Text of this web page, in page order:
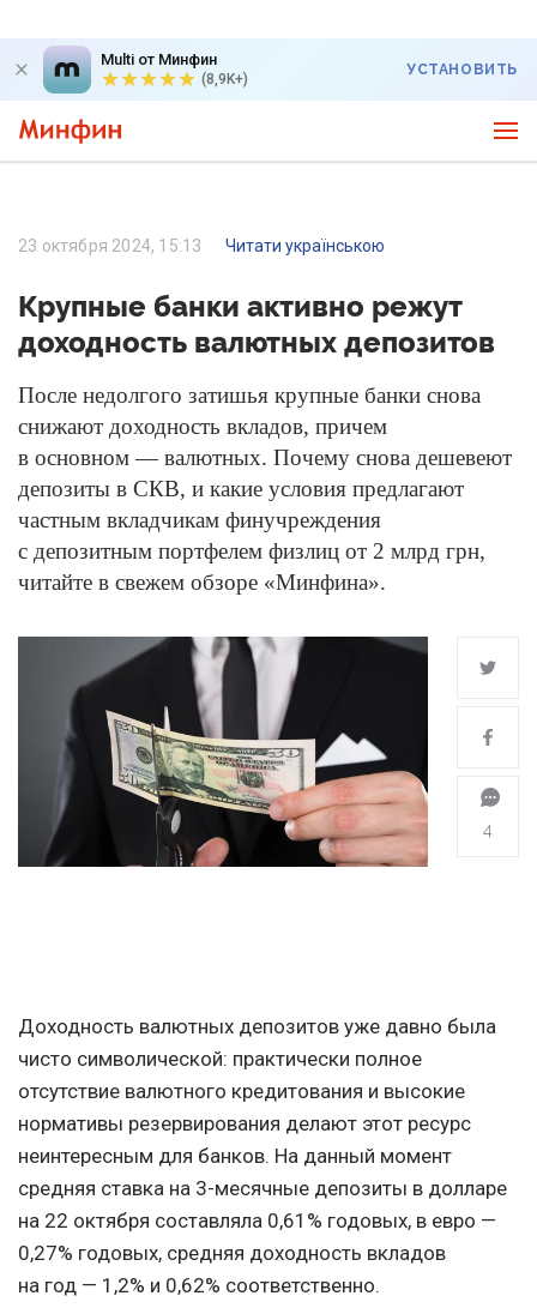
Multi от Минфин
(8,9K+)
УСТАНОВИТЬ
23 октября 2024, 15:13 Читати українською
Крупные банки активно режут
доходность валютных депозитов
После недолгого затишья крупные банки снова
снижают доходность вкладов, причем
в основном — валютных. Почему снова дешевеют
депозиты в СКВ, и какие условия предлагают
частным вкладчикам финучреждения
с депозитным портфелем физлиц от 2 млрд грн,
читайте в свежем обзоре «Минфина».
4
Доходность валютных депозитов уже давно была
чисто символической: практически полное
отсутствие валютного кредитования и высокие
нормативы резервирования делают этот ресурс
неинтересным для банков. На данный момент
средняя ставка на 3-месячные депозиты в долларе
на 22 октября составляла 0,61% годовых, в евро —
0,27% годовых, средняя доходность вкладов
на год — 1,2% и 0,62% соответственно.